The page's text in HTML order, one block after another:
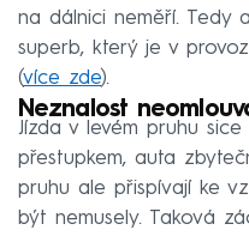
na dálnici neměří. Tedy
superb, který je v
(více zde).
Neznalost
Jízda v levém pruhu
přestupkem, auta
pruhu ale přispívají ke
být nemusely. Taková